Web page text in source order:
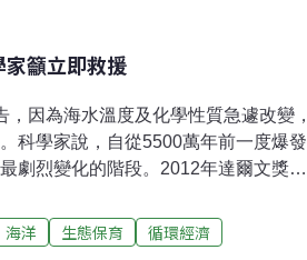
籲立即救援
因為海水溫度及化學性質急遽改變，
科學家說，自從5500萬年前一度爆發
劇烈變化的階段。2012年達爾文獎得
，實在是全人類未來的核心問題」。
12屆）在凱恩斯舉辦，2600位國際頂
海洋 生態保育 循環經濟